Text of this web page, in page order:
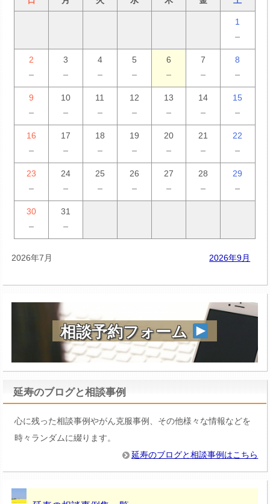
1
－
2
－
3
－
4
－
5
－
6
－
7
－
8
－
9
－
10
－
11
－
12
－
13
－
14
－
15
－
16
－
17
－
18
－
19
－
20
－
21
－
22
－
23
－
24
－
25
－
26
－
27
－
28
－
29
－
30
－
31
－
2026年7月 2026年9月
相談予約フォーム
延寿のブログと相談事例
心に残った相談事例やがん克服事例、その他様々な情報などを
時々ランダムに綴ります。
延寿のブログと相談事例はこちら